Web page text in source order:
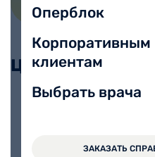
Оперблок
Корпоративным
клиентам
Выбрать врача
ЗАКАЗАТЬ
Цены, без учета
смерти, инфаркта